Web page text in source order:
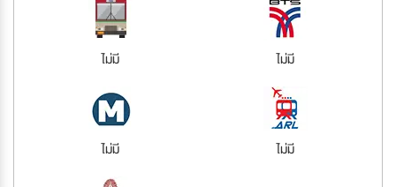
ไม่มี ไม่มี
ไม่มี ไม่มี